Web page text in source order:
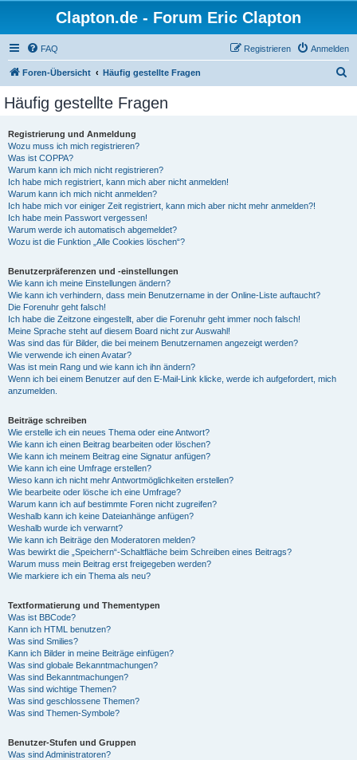
Clapton.de - Forum Eric Clapton
FAQ Anmelden
Registrieren
Foren-Übersicht Häufig gestellte Fragen
Häufig gestellte Fragen
Registrierung und Anmeldung
Wozu muss ich mich registrieren?
Was ist COPPA?
Warum kann ich mich nicht registrieren?
Ich habe mich registriert, kann mich aber nicht anmelden!
Warum kann ich mich nicht anmelden?
Ich habe mich vor einiger Zeit registriert, kann mich aber nicht mehr anmelden?!
Ich habe mein Passwort vergessen!
Warum werde ich automatisch abgemeldet?
Wozu ist die Funktion „Alle Cookies löschen“?
Benutzerpräferenzen und -einstellungen
Wie kann ich meine Einstellungen ändern?
Wie kann ich verhindern, dass mein Benutzername in der Online-Liste auftaucht?
Die Forenuhr geht falsch!
Ich habe die Zeitzone eingestellt, aber die Forenuhr geht immer noch falsch!
Meine Sprache steht auf diesem Board nicht zur Auswahl!
Was sind das für Bilder, die bei meinem Benutzernamen angezeigt werden?
Wie verwende ich einen Avatar?
Was ist mein Rang und wie kann ich ihn ändern?
Wenn ich bei einem Benutzer auf den E-Mail-Link klicke, werde ich aufgefordert, mich
anzumelden.
Beiträge schreiben
Wie erstelle ich ein neues Thema oder eine Antwort?
Wie kann ich einen Beitrag bearbeiten oder löschen?
Wie kann ich meinem Beitrag eine Signatur anfügen?
Wie kann ich eine Umfrage erstellen?
Wieso kann ich nicht mehr Antwortmöglichkeiten erstellen?
Wie bearbeite oder lösche ich eine Umfrage?
Warum kann ich auf bestimmte Foren nicht zugreifen?
Weshalb kann ich keine Dateianhänge anfügen?
Weshalb wurde ich verwarnt?
Wie kann ich Beiträge den Moderatoren melden?
Was bewirkt die „Speichern“-Schaltfläche beim Schreiben eines Beitrags?
Warum muss mein Beitrag erst freigegeben werden?
Wie markiere ich ein Thema als neu?
Textformatierung und Thementypen
Was ist BBCode?
Kann ich HTML benutzen?
Was sind Smilies?
Kann ich Bilder in meine Beiträge einfügen?
Was sind globale Bekanntmachungen?
Was sind Bekanntmachungen?
Was sind wichtige Themen?
Was sind geschlossene Themen?
Was sind Themen-Symbole?
Benutzer-Stufen und Gruppen
Was sind Administratoren?